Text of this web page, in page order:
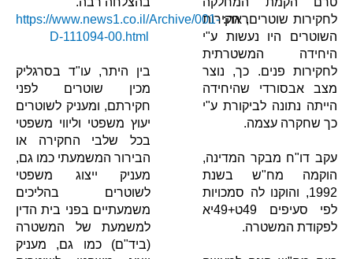
לחקירות שוטרים, חקירות
השוטרים היו נעשות ע"י
היחידה המשטרתית
לחקירות פנים. כך, נוצר
מצב אבסורדי שהיחידה
הייתה נתונה לביקורת ע"י
כך שחקרה עצמה.
עקב דו"ח מבקר המדינה,
הוקמה מח"ש בשנת
1992, והוקנו לה סמכויות
לפי סעיפים 49ט+49יא
לפקודת המשטרה.
ראה:https://www.news1.co.il/Archive/001-
D-111094-00.html
בין היתר, עו"ד בסרגליק
מכין שוטרים לפני
חקירתם, ומעניק לשוטרים
יעוץ משפטי וליווי משפטי
בכל שלבי החקירה או
הבירור המשמעתי כמו גם,
מעניק ייצוג משפטי
לשוטרים בהליכים
משמעתיים בפני בית הדין
למשמעת של המשטרה
(ביד"ם) כמו גם, מעניק